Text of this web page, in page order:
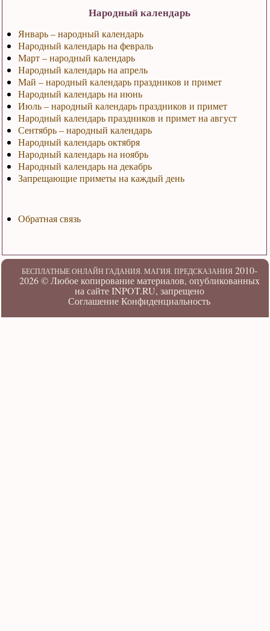
Народный календарь
Январь – народный календарь
Народный календарь на февраль
Март – народный календарь
Народный календарь на апрель
Май – народный календарь праздников и примет
Народный календарь на июнь
Июль – народный календарь праздников и примет
Народный календарь праздников и примет на август
Сентябрь – народный календарь
Народный календарь октября
Народный календарь на ноябрь
Народный календарь на декабрь
Запрещающие приметы на каждый день
Обратная связь
БЕСПЛАТНЫЕ ОНЛАЙН ГАДАНИЯ. МАГИЯ. ПРЕДСКАЗАНИЯ2010-
2026 ©Любое копирование материалов, опубликованных
на сайте INPOT.RU, запрещено
Соглашение Конфиденциальность